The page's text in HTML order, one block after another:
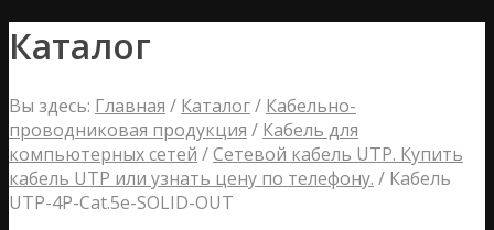
Каталог
Вы здесь: Главная / Каталог/ Кабельно-
проводниковая продукция / Кабель для
компьютерных сетей /Сетевой кабель UTP. Купить
кабель UTP или узнать цену по телефону. / Кабель
UTP-4P-Cat.5e-SOLID-OUT